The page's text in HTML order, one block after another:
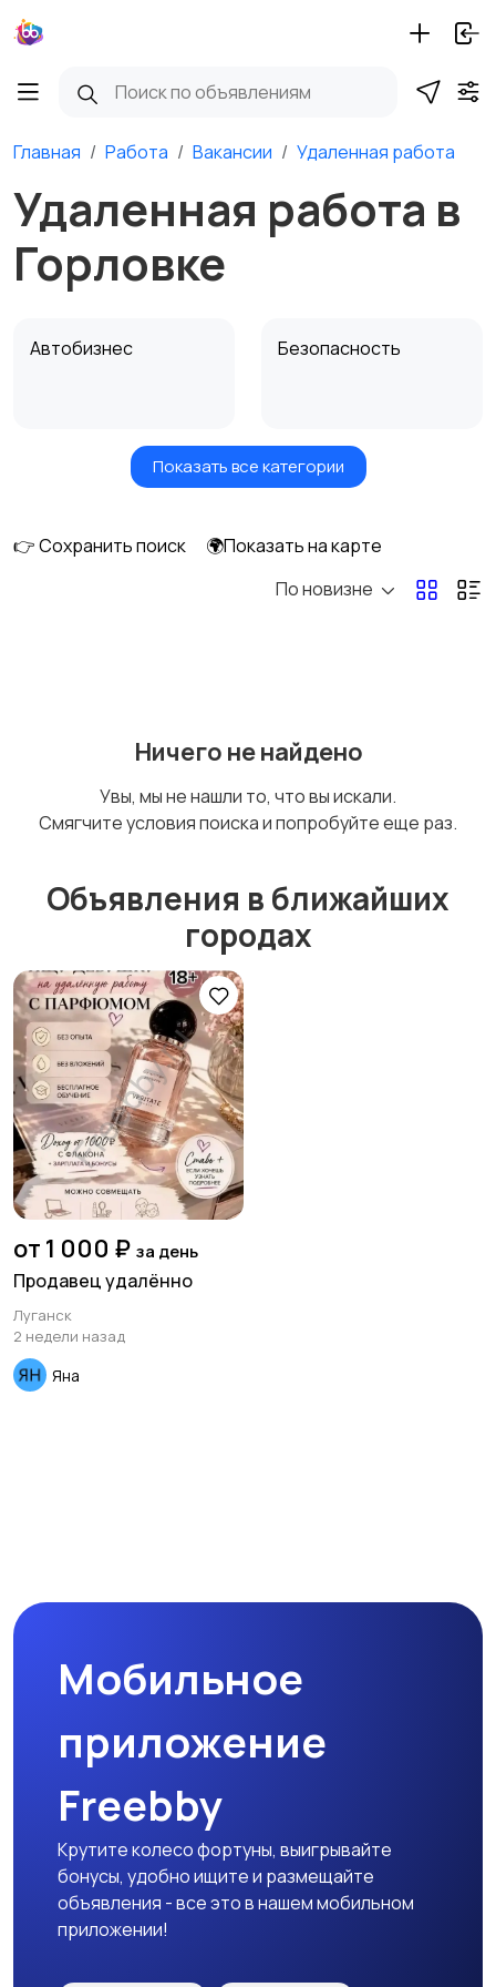
Главная Работа Вакансии Удаленная работа
Удаленная работа в
Горловке
Автобизнес Безопасность
Бытовые услуги и
Высший менеджмент
Добыча сырья,
технологии
развлечения
Магазины
Медицина
Образование и наука
Перевозки, склад,
закупки
Страхование
Строительство и
Туризм и гостиницы
Управление
недвижимостью
Показать все категории
👉 Сохранить поиск
🌍Показать на карте
По новизне
Ничего не найдено
Увы, мы не нашли то, что вы искали.
Смягчите условия поиска и попробуйте еще раз.
Объявления в ближайших
городах
от 1 000 ₽ за день
Продавец удалённо
Луганск
2 недели назад
Яна
Мобильное
приложение
Freebby
Крутите колесо фортуны, выигрывайте
бонусы, удобно ищите и размещайте
объявления - все это в нашем мобильном
приложении!